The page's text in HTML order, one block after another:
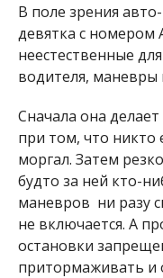
В поле зрения
девятка с номером
неестественные
водителя,
Сначала она
при том, что никто
моргал. Затем
будто за ней кто-
маневров ни разу
не включается. А
остановки
притормаживать и